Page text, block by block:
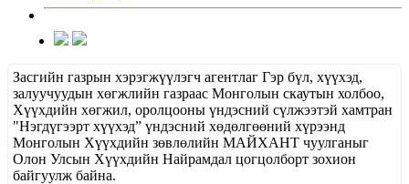
Засгийн газрын хэрэгжүүлэгч агентлаг Гэр бүл, хүүхэд,
залуучуудын хөгжлийн газраас Монголын скаутын холбоо,
Хүүхдийн хөгжил, оролцооны үндэсний сүлжээтэй хамтран
"Нэгдүгээрт хүүхэд” үндэсний хөдөлгөөний хүрээнд
Монголын Хүүхдийн зөвлөлийн МАЙХАНТ чуулганыг
Олон Улсын Хүүхдийн Найрамдал цогцолборт зохион
байгуулж байна.